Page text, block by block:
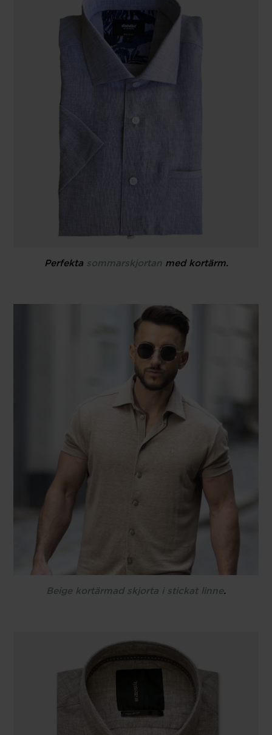
Perfekta sommarskjortan med kortärm.
Beige kortärmad skjorta i stickat linne.